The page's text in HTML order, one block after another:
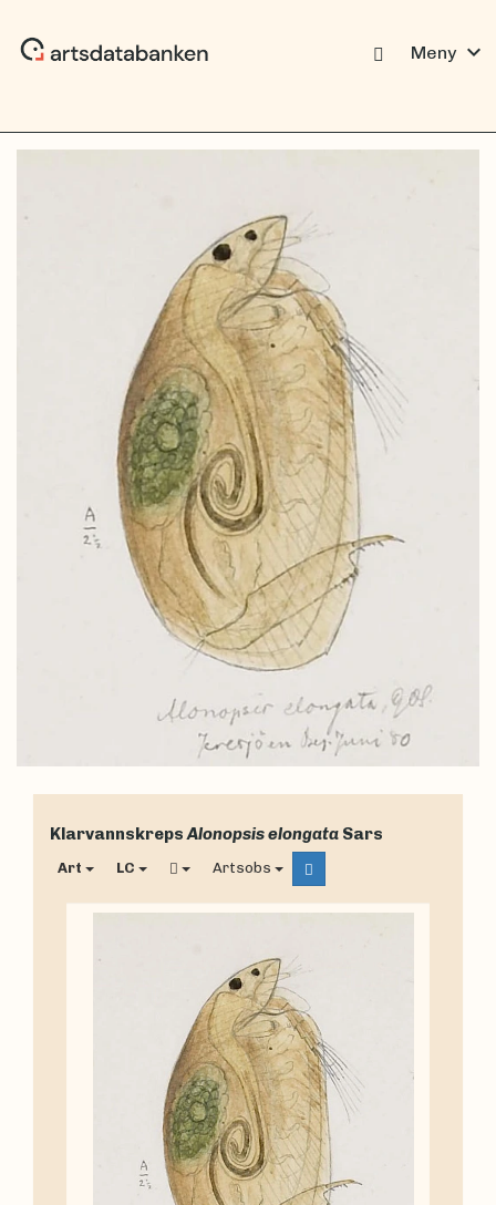
Meny expand_more
Klarvannskreps Alonopsis elongata Sars
Art LC Artsobs